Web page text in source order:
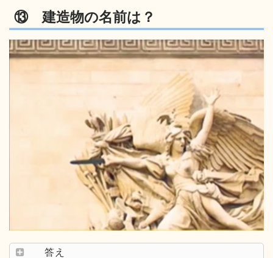
⑬ 建造物の名前は？
答え